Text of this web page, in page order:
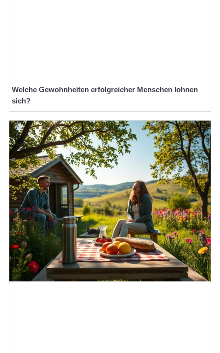
Welche Gewohnheiten erfolgreicher Menschen lohnen
sich?